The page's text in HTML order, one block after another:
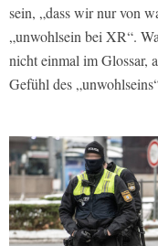
sein, „dass wir nur von
„unwohlsein bei XR“.
nicht einmal im Glossar,
Gefühl des